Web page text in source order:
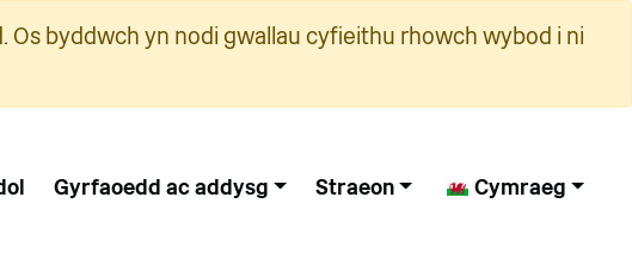
byddwch yn nodi gwallau cyfieithu rhowch wybod i ni
Gyrfaoedd ac addysg Straeon Cymraeg